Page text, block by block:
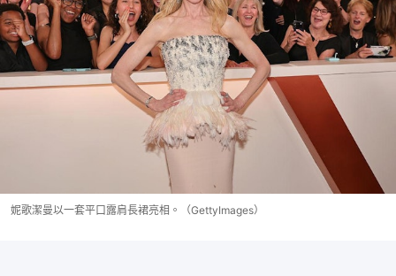
妮歌潔曼以一套平口露肩長裙亮相。（GettyImages）